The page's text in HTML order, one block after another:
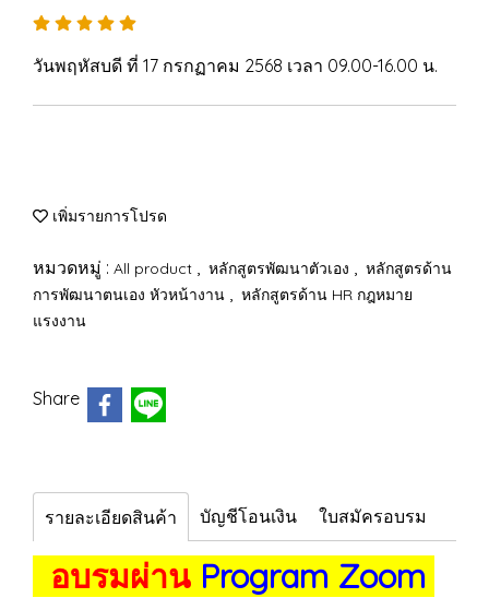
วันพฤหัสบดี ที่ 17 กรกฏาคม 2568 เวลา 09.00-16.00 น.
เพิ่มรายการโปรด
หมวดหมู่ : All product , หลักสูตรพัฒนาตัวเอง , หลักสูตรด้าน
การพัฒนาตนเอง หัวหน้างาน , หลักสูตรด้าน HR กฎหมาย
แรงงาน
Share
รายละเอียดสินค้า บัญชีโอนเงิน ใบสมัครอบรม
อบรมผ่าน Program Zoom